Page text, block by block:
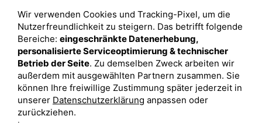
Depot eröffnen
Depot vergleichen
Junior Depot
Top-Seller-Fonds
Top-Fonds
Fonds-Suche
Was sind sind ETFs?
Sparplan Vorteile
Was ist ein Fonds?
Wir verwenden Cookies und Tracking-Pixel, um die
Nutzerfreundlichkeit zu steigern. Das betrifft folgende
Bereiche: eingeschränkte Datenerhebung,
personalisierte Serviceoptimierung & technischer
Betrieb der Seite. Zu demselben Zweck arbeiten wir
außerdem mit ausgewählten Partnern zusammen. Sie
können Ihre freiwillige Zustimmung später jederzeit in
unserer Datenschutzerklärung anpassen oder
zurückziehen.